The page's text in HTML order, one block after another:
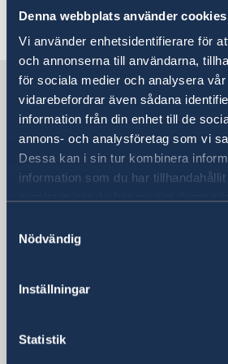
Denna webbplats använder cookies
Vi använder enhetsidentifierare för
och annonserna till användarna,
för sociala medier och analysera
vidarebefordrar även sådana
information från din enhet till de
annons- och analysföretag som vi
Dessa kan i sin tur kombinera
information som du har
Nödvändig
Inställningar
Statistik
Anmäla handelshinder
Senast uppdaterad 10 juli 2026,
Sverige i Finland
Sveriges ambassad
Finland, Helsingfors
Telefon:
Joensuu